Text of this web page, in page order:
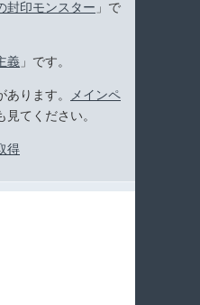
封印モンスター 」で
義 」です。
ります。
メインペ
見てください。
得